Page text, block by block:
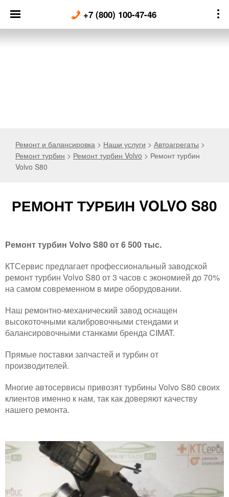
content
+7 (800) 100-47-46
Ремонт и балансировка > Наши услуги > Автоагрегаты >
Ремонт турбин > Ремонт турбин Volvo > Ремонт турбин
Volvo S80
РЕМОНТ ТУРБИН VOLVO S80
Ремонт турбин Volvo S80 от 6 500 тыс.
КТСервис предлагает профессиональный заводской
ремонт турбин Volvo S80 от 3 часов с экономией до 70%
на самом современном в мире оборудовании.
Наш ремонтно-механический завод оснащен
высокоточными калибровочными стендами и
балансировочными станками бренда CIMAT.
Прямые поставки запчастей и турбин от
производителей.
Многие автосервисы привозят турбины Volvo S80 своих
клиентов именно к нам, так как доверяют качеству
нашего ремонта.